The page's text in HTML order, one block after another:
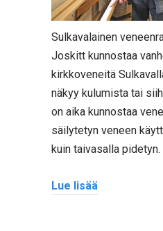
Sulkavalainen
Joskitt kunnostaa
kirkkoveneitä
näkyy kulumista tai
on aika kunnostaa
säilytetyn veneen
kuin taivasalla pidetyn.
Lue lisää